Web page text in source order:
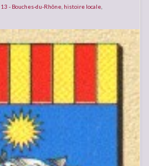
13 - Bouches-du-Rhône histoire locale